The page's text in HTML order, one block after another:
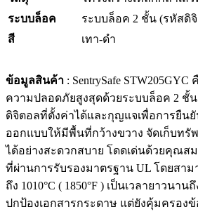
ระบบล็อค
ระบบล็อค 2 ชั้น (รหัสดิ
สี
เทา-ดำ
ข้อมูลสินค้า : SentrySafe
ความปลอดภัยสูงสุดด้วยระบบล็อค 2 ชั้
ดิจิตอลที่ตั้งค่าได้และกุญแจเพื่อการยืน
ออกแบบให้มีพื้นที่กว้างขวาง จัดเก็บทรั
ได้อย่างสะดวกสบาย โดดเด่นด้วยคุณส
ที่ผ่านการรับรองมาตรฐาน UL โดยสา
ถึง 1010°C ( 1850°F ) เป็นเวลายาวนา
ปกป้องเอกสารกระดาษ แต่ยังคุ้มครอง